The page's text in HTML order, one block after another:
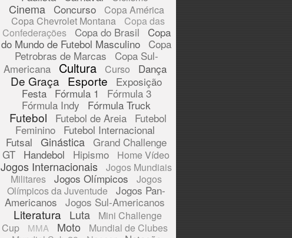
Cinema Concurso
Copa América
Copa Chevrolet Montana
Copa das
Confederações
Copa do Brasil Copa
do Mundo de Futebol Masculino Copa
Petrobras de Marcas
Copa Sul-
Americana
Cultura Curso Dança
De Graça Esporte
Exposição
Festa
Fórmula 1
Fórmula 3
Fórmula Indy
Fórmula Truck
Futebol Futebol de Areia
Futebol
Feminino
Futebol Internacional
Futsal Ginástica Grand Challenge
GT Handebol Hipismo Home Vídeo
Jogos Internacionais
Jogos Mundiais
Militares
Jogos Olímpicos
Jogos
Olímpicos da Juventude
Jogos Pan-
Americanos Jogos Sul-Americanos
Literatura Luta
Mini Challenge
Cup
MMA Moto
Mundial de Clubes